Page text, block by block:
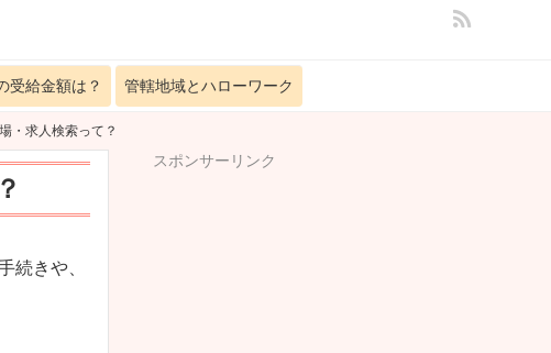
受給金額は？ 管轄地域とハローワーク
・求人検索って？
続きや、
スポンサーリンク